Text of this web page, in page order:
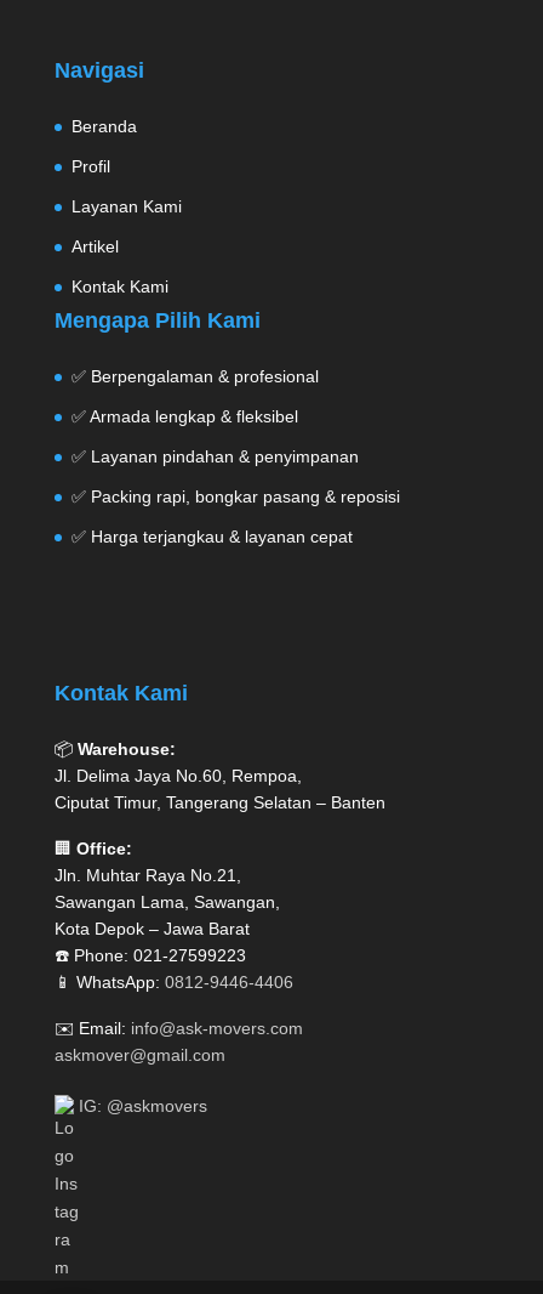
Navigasi
Beranda
Profil
Layanan Kami
Artikel
Kontak Kami
Mengapa Pilih Kami
✅ Berpengalaman & profesional
✅ Armada lengkap & fleksibel
✅ Layanan pindahan & penyimpanan
✅ Packing rapi, bongkar pasang & reposisi
✅ Harga terjangkau & layanan cepat
Kontak Kami
📦 Warehouse:
Jl. Delima Jaya No.60, Rempoa,
Ciputat Timur, Tangerang Selatan – Banten
🏢 Office:
Jln. Muhtar Raya No.21,
Sawangan Lama, Sawangan,
Kota Depok – Jawa Barat
☎️ Phone: 021-27599223
📱 WhatsApp: 0812-9446-4406
✉️ Email: info@ask-movers.com
askmover@gmail.com
IG: @askmovers